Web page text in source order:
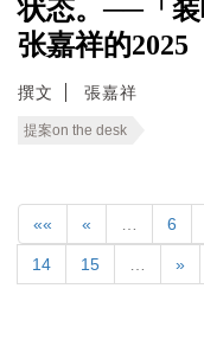
状态。──「装
张嘉祥的2025
撰文 張嘉祥
提案on the desk
«« « 6
14 15 »